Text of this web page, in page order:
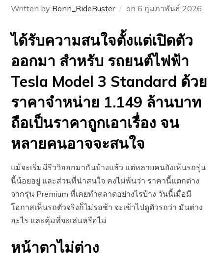
Written by Bonn_RideBuster on6 กุมภาพันธ์ 2026
ได้รับความสนใจตั้งแต่เปิดตัว
ออกมา สำหรับ รถยนต์ไฟฟ้า
Tesla Model 3 Standard ด้วย
ราคาจำหน่าย 1.149 ล้านบาท
ถือเป็นราคาถูกเอาเรื่อง จน
หลายคนอาจจะสนใจ
แม้จะเริ่มมีรีววิออกมากันบ้างแล้ว แต่หลายคนยังเห้นรถรุ่น
นี้น้อยอยู่ และส่วนที่น่าสนใจ คงไม่พ้นว่า ราคานี้แตกต่าง
จากรุ่น Premium ที่เคยทำตลาดอย่างไรบ้าง วันนี้เมื่อมี
โอกาสเห็นรถตัวจริงก็ไม่รอช้า จะเข้าไปดูตัวรถว่า มันต่าง
อะไร และคุ้มที่จะเล่นหรือไม่
หน้าตาไม่ต่าง